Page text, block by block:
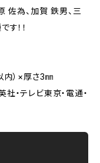
佐為、加賀 鉄男、三
！！
内）×厚さ3㎜
・テレビ東京・電通・